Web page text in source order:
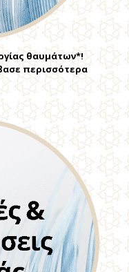
θαυμάτων*!
περισσότερα